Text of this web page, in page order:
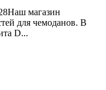
магазин
для чемоданов. В
D...